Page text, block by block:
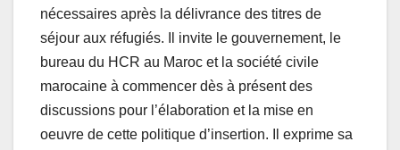
nécessaires après la délivrance des titres de
séjour aux réfugiés. Il invite le gouvernement, le
bureau du HCR au Maroc et la société civile
marocaine à commencer dès à présent des
discussions pour l’élaboration et la mise en
oeuvre de cette politique d’insertion. Il exprime sa